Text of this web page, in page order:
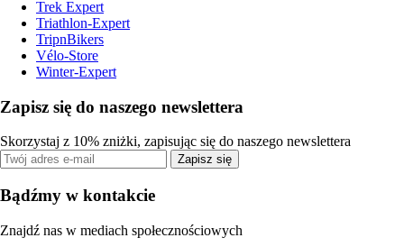
Trek Expert
Triathlon-Expert
TripnBikers
Vélo-Store
Winter-Expert
Zapisz się do naszego newslettera
Skorzystaj z 10% zniżki, zapisując się do naszego newslettera
Zapisz się
Bądźmy w kontakcie
Znajdź nas w mediach społecznościowych